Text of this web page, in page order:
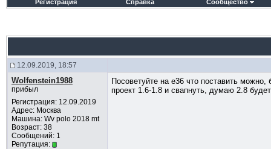
Регистрация Справка Сообщество
12.09.2019, 18:57
Wolfenstein1988
прибыл
Регистрация: 12.09.2019
Адрес: Москва
Машина: Wv polo 2018 mt
Возраст: 38
Сообщений: 1
Репутация:
Посоветуйте на е36 что поставить
проект 1.6-1.8 и свапнуть, думаю 2.8